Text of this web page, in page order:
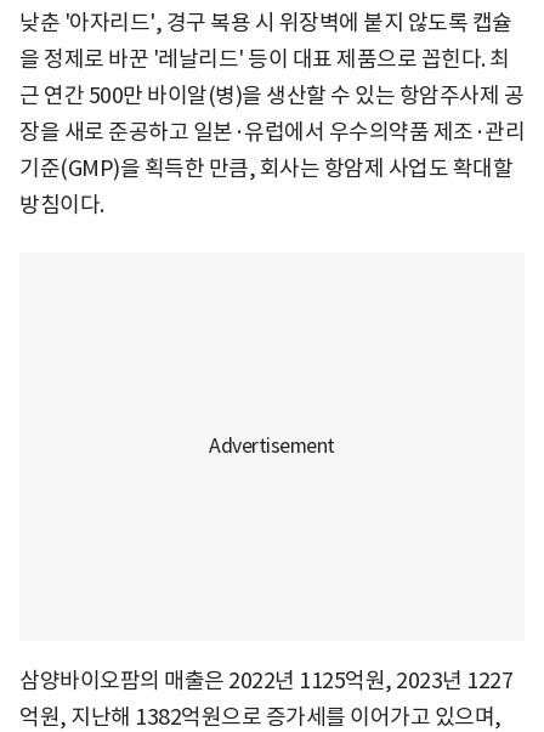
낮춘 '아자리드', 경구 복용 시 위장벽에 붙지 않도록 캡슐
을 정제로 바꾼 '레날리드' 등이 대표 제품으로 꼽힌다. 최
근 연간 500만 바이알(병)을 생산할 수 있는 항암주사제 공
장을 새로 준공하고 일본·유럽에서 우수의약품 제조·관리
기준(GMP)을 획득한 만큼, 회사는 항암제 사업도 확대할
방침이다.
삼양바이오팜의 매출은 2022년 1125억원, 2023년 1227
억원, 지난해 1382억원으로 증가세를 이어가고 있으며,